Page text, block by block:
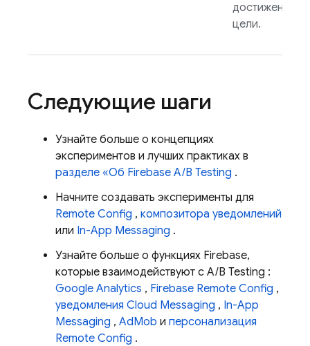
достижении
цели.
Следующие шаги
Узнайте больше о концепциях
экспериментов и лучших практиках в
разделе «Об Firebase A/B Testing .
Начните создавать эксперименты для
Remote Config , композитора уведомлений
или In-App Messaging .
Узнайте больше о функциях Firebase,
которые взаимодействуют с A/B Testing :
Google Analytics , Firebase Remote Config ,
уведомления Cloud Messaging , In-App
Messaging , AdMob и персонализация
Remote Config .